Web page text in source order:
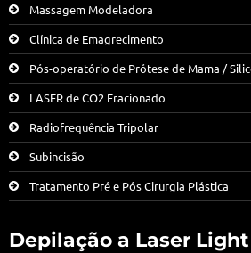
Massagem Modeladora
Clínica de Emagrecimento
Pós-operatório de Prótese de Mama /
LASER de CO2 Fracionado
Radiofrequência Tripolar
Subincisão
Tratamento Pré e Pós Cirurgia Plástica
Depilação a Laser